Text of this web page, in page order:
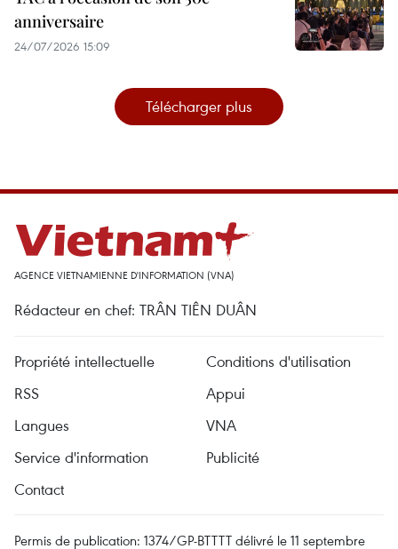
anniversaire
24/07/2026 15:09
Télécharger plus
AGENCE VIETNAMIENNE D'INFORMATION (VNA)
Rédacteur en chef: TRÂN TIÊN DUÂN
Propriété intellectuelle
Conditions d'utilisation
RSS
Appui
Langues
VNA
Service d'information
Publicité
Contact
Permis de publication: 1374/GP-BTTTT délivré le 11 septembre